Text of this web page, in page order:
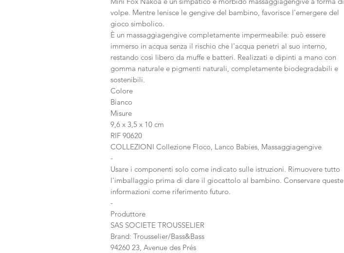
volpe. Mentre lenisce le gengive del bambino, favorisce l'emergere del
gioco simbolico.
È un massaggiagengive completamente impermeabile: può essere
immerso in acqua senza il rischio che l'acqua penetri al suo interno,
restando così libero da muffe e batteri. Realizzati e dipinti a mano con
gomma naturale e pigmenti naturali, completamente biodegradabili e
sostenibili.
Colore
Bianco
Misure
9,6 x 3,5 x 10 cm
RIF 90620
COLLEZIONI Collezione Floco, Lanco Babies, Massaggiagengive
-
Usare i componenti solo come indicato sulle istruzioni. Rimuovere tutto
l'imballaggio prima di dare il giocattolo al bambino. Conservare queste
informazioni come riferimento futuro.
-
Produttore
SAS SOCIETE TROUSSELIER
Brand: Trousselier/Bass&Bass
94260 23, Avenue des Prés